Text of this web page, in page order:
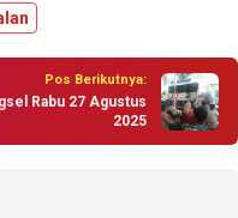
Pos Berikutnya:
Rabu 27 Agustus
2025